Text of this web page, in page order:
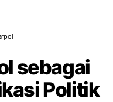
sebagai
Politik